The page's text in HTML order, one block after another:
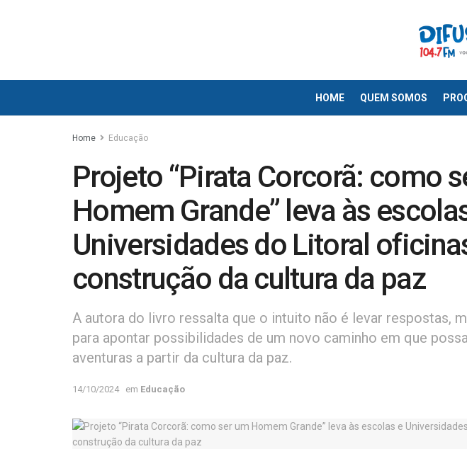
HOME QUEM SOMOS
Home Educação
Projeto “Pirata Corcorã: como
Homem Grande” leva às
Universidades do Litoral
construção da cultura da paz
A autora do livro ressalta que o intuito não é levar respostas,
para apontar possibilidades de um novo caminho em que
aventuras a partir da cultura da paz.
14/10/2024 em Educação